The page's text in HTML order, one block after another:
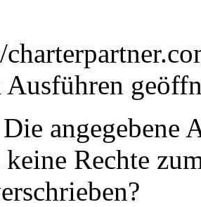
/
Die angegebene
keine Rechte